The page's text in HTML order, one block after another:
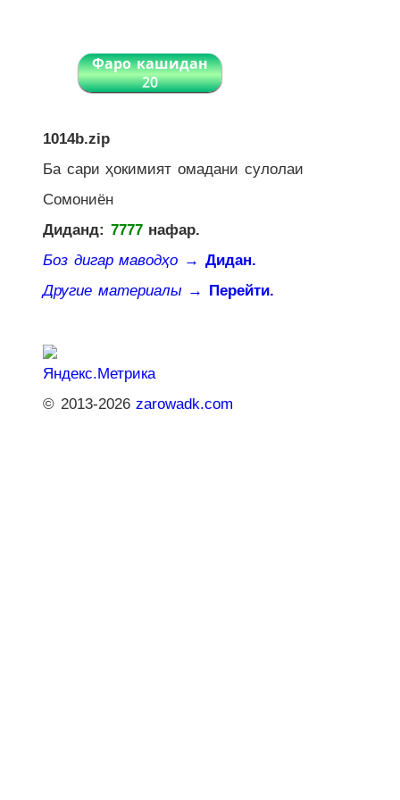
Фаро кашидан
20
1014b.zip
Ба сари ҳокимият омадани сулолаи
Сомониён
Диданд: 7777нафар.
Боз дигар маводҳо → Дидан.
Другие материалы → Перейти.
© 2013-2026zarowadk.com